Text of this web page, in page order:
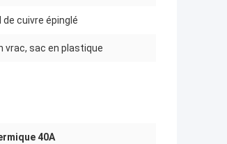
de cuivre épinglé
vrac, sac en plastique
40A